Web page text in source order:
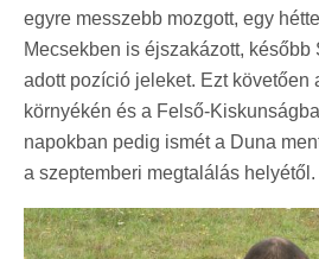
egyre messzebb mozgott, egy
Mecsekben is éjszakázott, később
adott pozíció jeleket. Ezt követően
környékén és a Felső-
napokban pedig ismét a Duna
a szeptemberi megtalálás helyétől.